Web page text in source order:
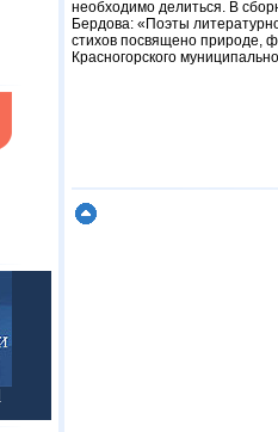
необходимо делиться. В
Бердова: «Поэты
стихов посвящено природе,
Красногорского